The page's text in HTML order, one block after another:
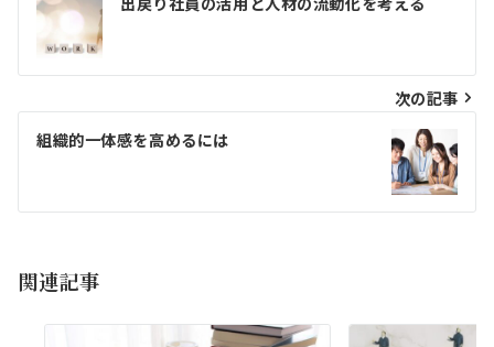
ナ
ビ
ゲ
シ
ン
次の記事
組織的一体感を高めるには
関連記事